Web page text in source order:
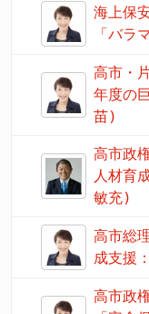
海上保
「バ
高市・
年度の
苗)
高市政
人材育
敏充)
高市総
成支援
高市政